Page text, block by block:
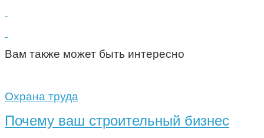
Вам также может быть интересно
Охрана труда
Почему ваш строительный бизнес